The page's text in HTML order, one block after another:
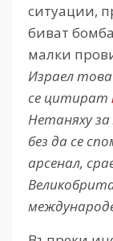
ситуации,
биват
малки
Израел
се цитират
Нетаняху
без да се
арсенал,